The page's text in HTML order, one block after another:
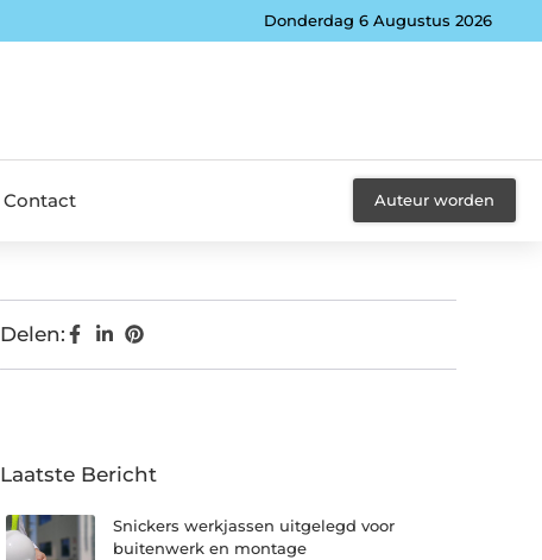
Donderdag 6 Augustus 2026
Contact Auteur worden
Delen:
Laatste Bericht
Snickers werkjassen uitgelegd voor
buitenwerk en montage